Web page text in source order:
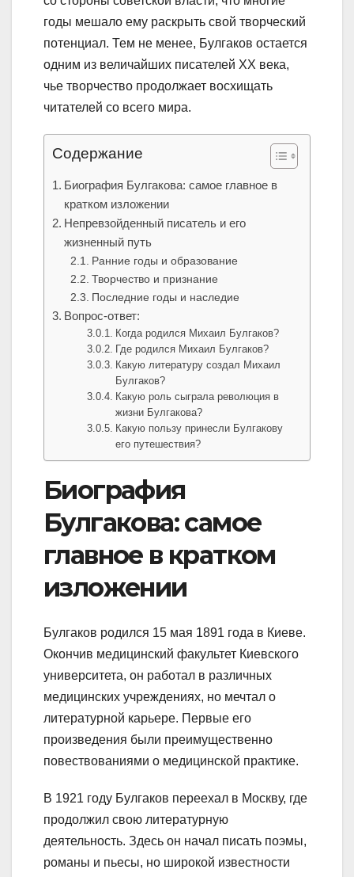
годы мешало ему раскрыть свой творческий
потенциал. Тем не менее, Булгаков остается
одним из величайших писателей XX века,
чье творчество продолжает восхищать
читателей со всего мира.
Содержание
Биография Булгакова: самое главное в
кратком изложении
Непревзойденный писатель и его
жизненный путь
Ранние годы и образование
Творчество и признание
Последние годы и наследие
Вопрос-ответ:
Когда родился Михаил Булгаков?
Где родился Михаил Булгаков?
Какую литературу создал Михаил
Булгаков?
Какую роль сыграла революция в
жизни Булгакова?
Какую пользу принесли Булгакову
его путешествия?
Биография
Булгакова: самое
главное в кратком
изложении
Булгаков родился 15 мая 1891 года в Киеве.
Окончив медицинский факультет Киевского
университета, он работал в различных
медицинских учреждениях, но мечтал о
литературной карьере. Первые его
произведения были преимущественно
повествованиями о медицинской практике.
В 1921 году Булгаков переехал в Москву, где
продолжил свою литературную
деятельность. Здесь он начал писать поэмы,
романы и пьесы, но широкой известности